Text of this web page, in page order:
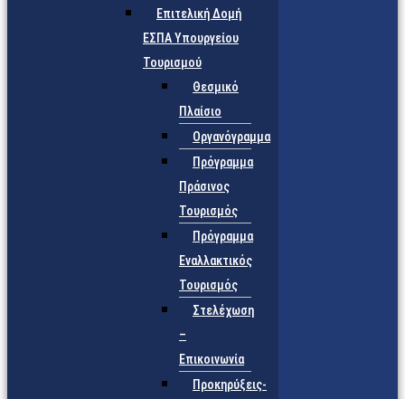
Επιτελική Δομή
ΕΣΠΑ Υπουργείου
Τουρισμού
Θεσμικό
Πλαίσιο
Οργανόγραμμα
Πρόγραμμα
Πράσινος
Τουρισμός
Πρόγραμμα
Εναλλακτικός
Τουρισμός
Στελέχωση
–
Επικοινωνία
Προκηρύξεις-